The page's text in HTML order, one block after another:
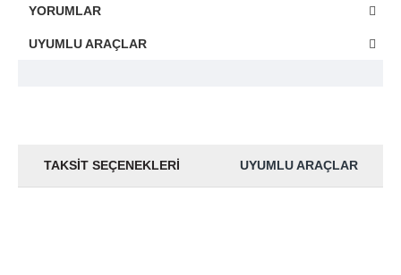
YORUMLAR
UYUMLU ARAÇLAR
TAKSIT SEÇENEKLERI UYUMLU ARAÇLAR